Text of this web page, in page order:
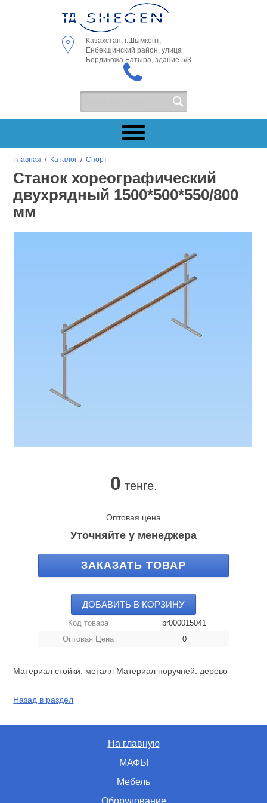
Казахстан, г.Шымкент,
Енбекшинский район, улица
Бердикожа Батыра, здание 5/3
Главная / Каталог /Спорт
Станок хореографический
двухрядный 1500*500*550/800
мм
0 тенге.
Оптовая цена
Уточняйте у менеджера
ЗАКАЗАТЬ ТОВАР
ДОБАВИТЬ В КОРЗИНУ
Код товара
pr000015041
Оптовая Цена
0
Материал стойки: металл Материал поручней: дерево
Назад в раздел
На главную
МАФЫ
Мебель
Оборудование